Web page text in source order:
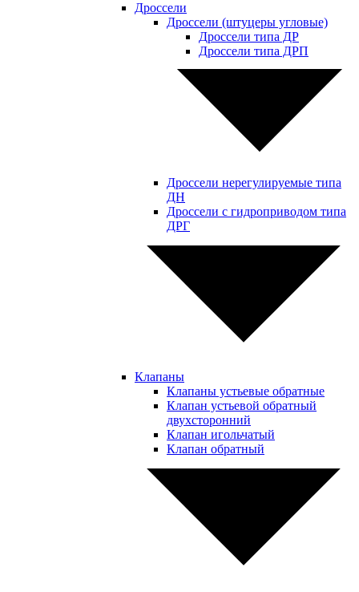
Дроссели
Дроссели (штуцеры угловые)
Дроссели типа ДР
Дроссели типа ДРП
Дроссели нерегулируемые типа
ДН
Дроссели с гидроприводом типа
ДРГ
Клапаны
Клапаны устьевые обратные
Клапан устьевой обратный
двухсторонний
Клапан игольчатый
Клапан обратный